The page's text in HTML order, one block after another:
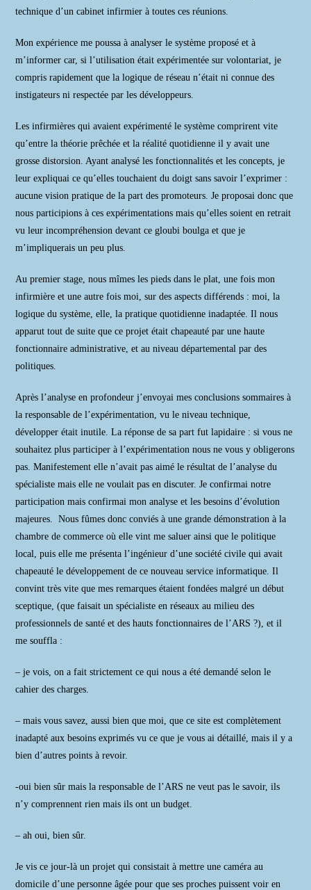
technique d’un cabinet infirmier à toutes ces réunions.
Mon expérience me poussa à analyser le système proposé et à
m’informer car, si l’utilisation était expérimentée sur volontariat, je
compris rapidement que la logique de réseau n’était ni connue des
instigateurs ni respectée par les développeurs.
Les infirmières qui avaient expérimenté le système comprirent vite
qu’entre la théorie prêchée et la réalité quotidienne il y avait une
grosse distorsion. Ayant analysé les fonctionnalités et les concepts, je
leur expliquai ce qu’elles touchaient du doigt sans savoir l’exprimer :
aucune vision pratique de la part des promoteurs. Je proposai donc que
nous participions à ces expérimentations mais qu’elles soient en retrait
vu leur incompréhension devant ce gloubi boulga et que je
m’impliquerais un peu plus.
Au premier stage, nous mîmes les pieds dans le plat, une fois mon
infirmière et une autre fois moi, sur des aspects différends : moi, la
logique du système, elle, la pratique quotidienne inadaptée. Il nous
apparut tout de suite que ce projet était chapeauté par une haute
fonctionnaire administrative, et au niveau départemental par des
politiques.
Après l’analyse en profondeur j’envoyai mes conclusions sommaires à
la responsable de l’expérimentation, vu le niveau technique,
développer était inutile. La réponse de sa part fut lapidaire : si vous ne
souhaitez plus participer à l’expérimentation nous ne vous y obligerons
pas. Manifestement elle n’avait pas aimé le résultat de l’analyse du
spécialiste mais elle ne voulait pas en discuter. Je confirmai notre
participation mais confirmai mon analyse et les besoins d’évolution
majeures. Nous fûmes donc conviés à une grande démonstration à la
chambre de commerce où elle vint me saluer ainsi que le politique
local, puis elle me présenta l’ingénieur d’une société civile qui avait
chapeauté le développement de ce nouveau service informatique. Il
convint très vite que mes remarques étaient fondées malgré un début
sceptique, (que faisait un spécialiste en réseaux au milieu des
professionnels de santé et des hauts fonctionnaires de l’ARS ?), et il
me souffla :
– je vois, on a fait strictement ce qui nous a été demandé selon le
cahier des charges.
– mais vous savez, aussi bien que moi, que ce site est complètement
inadapté aux besoins exprimés vu ce que je vous ai détaillé, mais il y a
bien d’autres points à revoir.
-oui bien sûr mais la responsable de l’ARS ne veut pas le savoir, ils
n’y comprennent rien mais ils ont un budget.
– ah oui, bien sûr.
Je vis ce jour-là un projet qui consistait à mettre une caméra au
domicile d’une personne âgée pour que ses proches puissent voir en